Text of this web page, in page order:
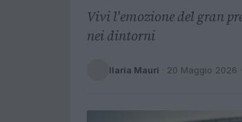
Vivi l'emozione del gran
nei dintorni
Ilaria Mauri · 20 Maggio 2026